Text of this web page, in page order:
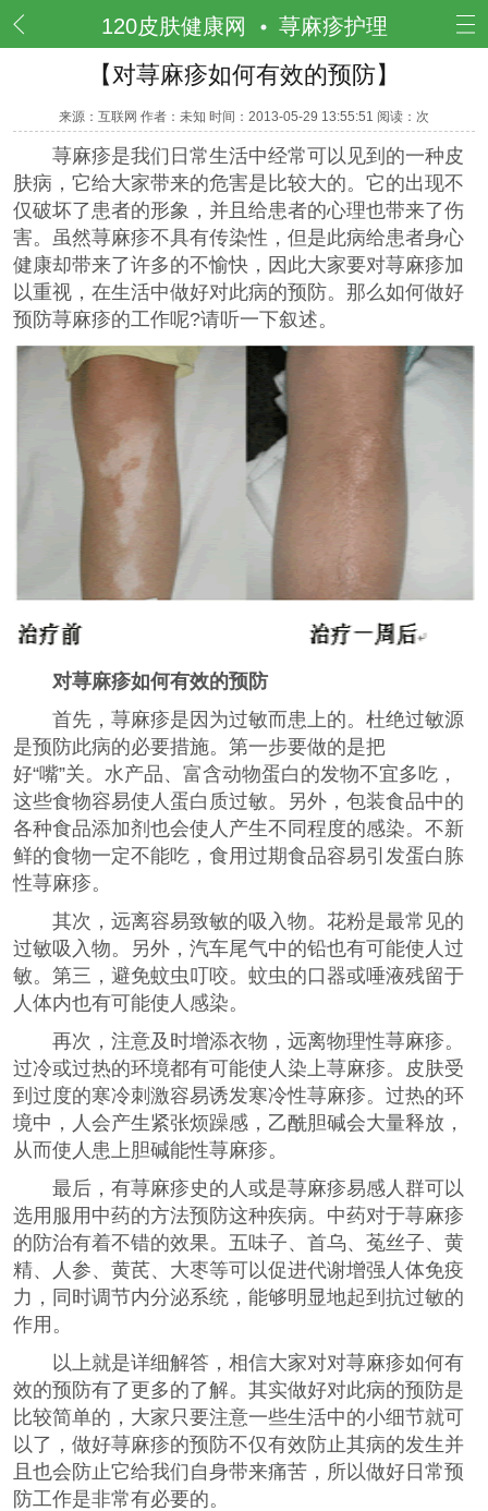
120皮肤健康网 荨麻疹护理
【对荨麻疹如何有效的预防】
来源：互联网 作者：未知 时间：2013-05-29 13:55:51 阅读： 次
荨麻疹是我们日常生活中经常可以见到的一种皮
肤病，它给大家带来的危害是比较大的。它的出现不
仅破坏了患者的形象，并且给患者的心理也带来了伤
害。虽然荨麻疹不具有传染性，但是此病给患者身心
健康却带来了许多的不愉快，因此大家要对荨麻疹加
以重视，在生活中做好对此病的预防。那么如何做好
预防荨麻疹的工作呢?请听一下叙述。
对荨麻疹如何有效的预防
首先，荨麻疹是因为过敏而患上的。杜绝过敏源
是预防此病的必要措施。第一步要做的是把
好“嘴”关。水产品、富含动物蛋白的发物不宜多吃，
这些食物容易使人蛋白质过敏。另外，包装食品中的
各种食品添加剂也会使人产生不同程度的感染。不新
鲜的食物一定不能吃，食用过期食品容易引发蛋白胨
性荨麻疹。
其次，远离容易致敏的吸入物。花粉是最常见的
过敏吸入物。另外，汽车尾气中的铅也有可能使人过
敏。第三，避免蚊虫叮咬。蚊虫的口器或唾液残留于
人体内也有可能使人感染。
再次，注意及时增添衣物，远离物理性荨麻疹。
过冷或过热的环境都有可能使人染上荨麻疹。皮肤受
到过度的寒冷刺激容易诱发寒冷性荨麻疹。过热的环
境中，人会产生紧张烦躁感，乙酰胆碱会大量释放，
从而使人患上胆碱能性荨麻疹。
最后，有荨麻疹史的人或是荨麻疹易感人群可以
选用服用中药的方法预防这种疾病。中药对于荨麻疹
的防治有着不错的效果。五味子、首乌、菟丝子、黄
精、人参、黄芪、大枣等可以促进代谢增强人体免疫
力，同时调节内分泌系统，能够明显地起到抗过敏的
作用。
以上就是详细解答，相信大家对对荨麻疹如何有
效的预防有了更多的了解。其实做好对此病的预防是
比较简单的，大家只要注意一些生活中的小细节就可
以了，做好荨麻疹的预防不仅有效防止其病的发生并
且也会防止它给我们自身带来痛苦，所以做好日常预
防工作是非常有必要的。